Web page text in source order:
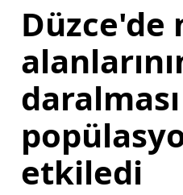
Düzce'de
etkiledi